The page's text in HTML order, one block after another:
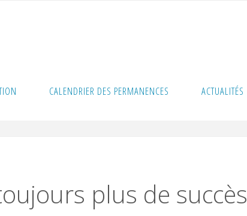
CALENDRIER DES PERMANENCES ACTUALITÉS
plus de succès